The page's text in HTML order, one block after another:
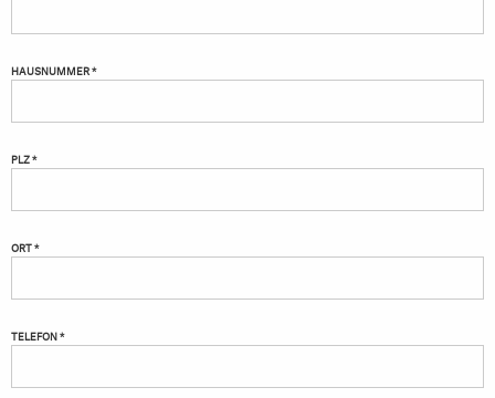
HAUSNUMMER *
PLZ *
ORT *
TELEFON *